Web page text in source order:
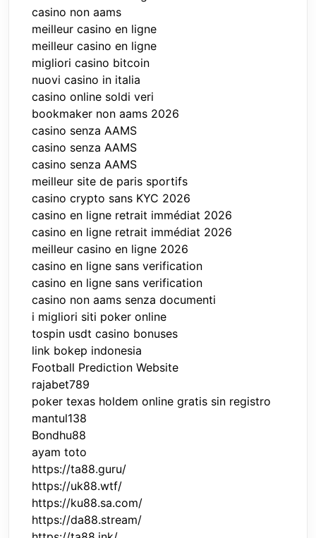
casino non aams
meilleur casino en ligne
meilleur casino en ligne
migliori casino bitcoin
nuovi casino in italia
casino online soldi veri
bookmaker non aams 2026
casino senza AAMS
casino senza AAMS
casino senza AAMS
meilleur site de paris sportifs
casino crypto sans KYC 2026
casino en ligne retrait immédiat 2026
casino en ligne retrait immédiat 2026
meilleur casino en ligne 2026
casino en ligne sans verification
casino en ligne sans verification
casino non aams senza documenti
i migliori siti poker online
tospin usdt casino bonuses
link bokep indonesia
Football Prediction Website
rajabet789
poker texas holdem online gratis sin registro
mantul138
Bondhu88
ayam toto
https://ta88.guru/
https://uk88.wtf/
https://ku88.sa.com/
https://da88.stream/